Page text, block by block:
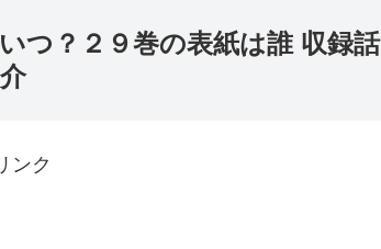
つ？２９巻の表紙は誰 収録話
ンク